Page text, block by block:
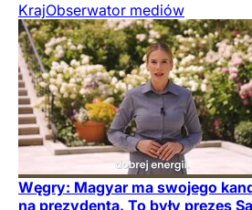
KrajObserwator mediów
Węgry: Magyar ma swojego
na prezydenta. To były prezes